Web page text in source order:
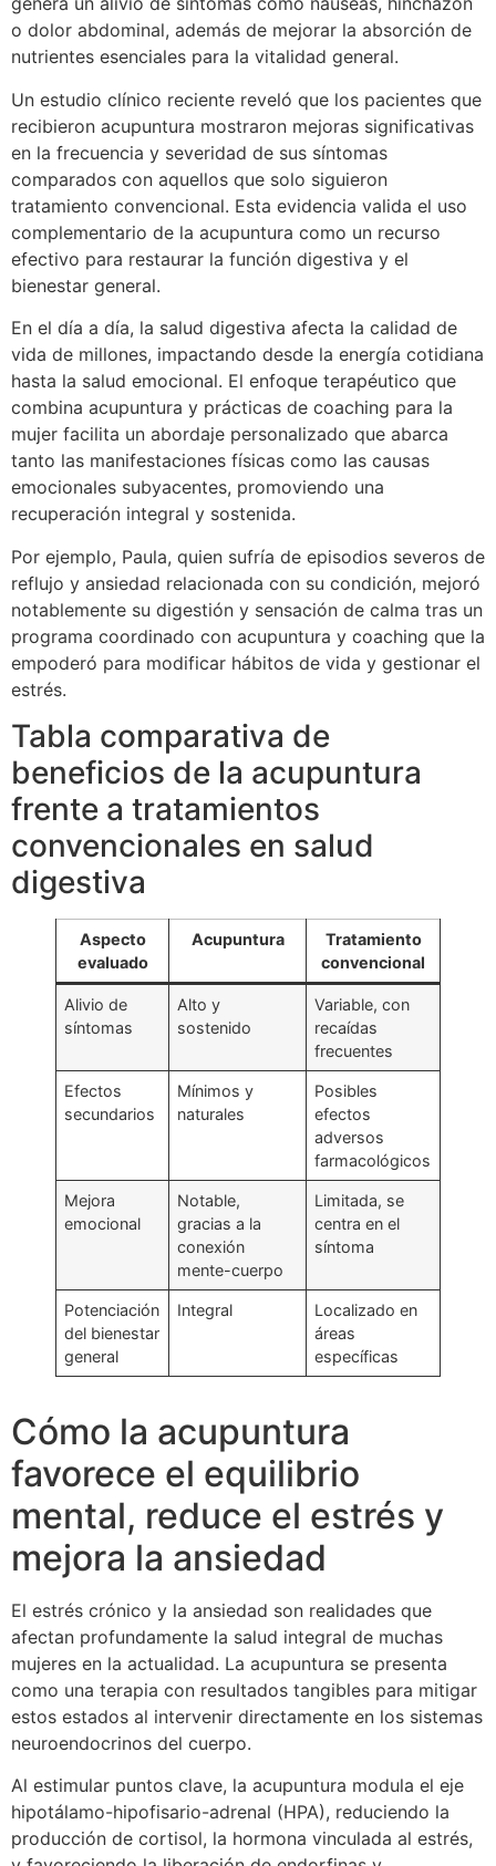
o dolor abdominal, además de mejorar la absorción de
nutrientes esenciales para la vitalidad general.
Un estudio clínico reciente reveló que los pacientes que
recibieron acupuntura mostraron mejoras significativas
en la frecuencia y severidad de sus síntomas
comparados con aquellos que solo siguieron
tratamiento convencional. Esta evidencia valida el uso
complementario de la acupuntura como un recurso
efectivo para restaurar la función digestiva y el
bienestar general.
En el día a día, la salud digestiva afecta la calidad de
vida de millones, impactando desde la energía cotidiana
hasta la salud emocional. El enfoque terapéutico que
combina acupuntura y prácticas de coaching para la
mujer facilita un abordaje personalizado que abarca
tanto las manifestaciones físicas como las causas
emocionales subyacentes, promoviendo una
recuperación integral y sostenida.
Por ejemplo, Paula, quien sufría de episodios severos de
reflujo y ansiedad relacionada con su condición, mejoró
notablemente su digestión y sensación de calma tras un
programa coordinado con acupuntura y coaching que la
empoderó para modificar hábitos de vida y gestionar el
estrés.
Tabla comparativa de
beneficios de la acupuntura
frente a tratamientos
convencionales en salud
digestiva
Aspecto
evaluado
Acupuntura
Tratamiento
convencional
Alivio de
síntomas
Alto y
sostenido
Variable, con
recaídas
frecuentes
Efectos
secundarios
Mínimos y
naturales
Posibles
efectos
adversos
farmacológicos
Mejora
emocional
Notable,
gracias a la
conexión
mente-cuerpo
Limitada, se
centra en el
síntoma
Potenciación
del bienestar
general
Integral
Localizado en
áreas
específicas
Cómo la acupuntura
favorece el equilibrio
mental, reduce el estrés y
mejora la ansiedad
El estrés crónico y la ansiedad son realidades que
afectan profundamente la salud integral de muchas
mujeres en la actualidad. La acupuntura se presenta
como una terapia con resultados tangibles para mitigar
estos estados al intervenir directamente en los sistemas
neuroendocrinos del cuerpo.
Al estimular puntos clave, la acupuntura modula el eje
hipotálamo-hipofisario-adrenal (HPA), reduciendo la
producción de cortisol, la hormona vinculada al estrés,